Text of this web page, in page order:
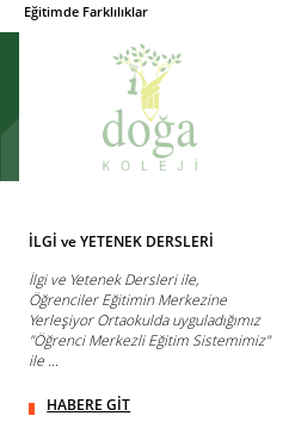
Eğitimde Farklılıklar
İLGİ ve YETENEK DERSLERİ
İlgi ve Yetenek Dersleri ile,
Öğrenciler Eğitimin Merkezine
Yerleşiyor Ortaokulda uyguladığımız
"Öğrenci Merkezli Eğitim Sistemimiz"
ile ...
HABERE GİT